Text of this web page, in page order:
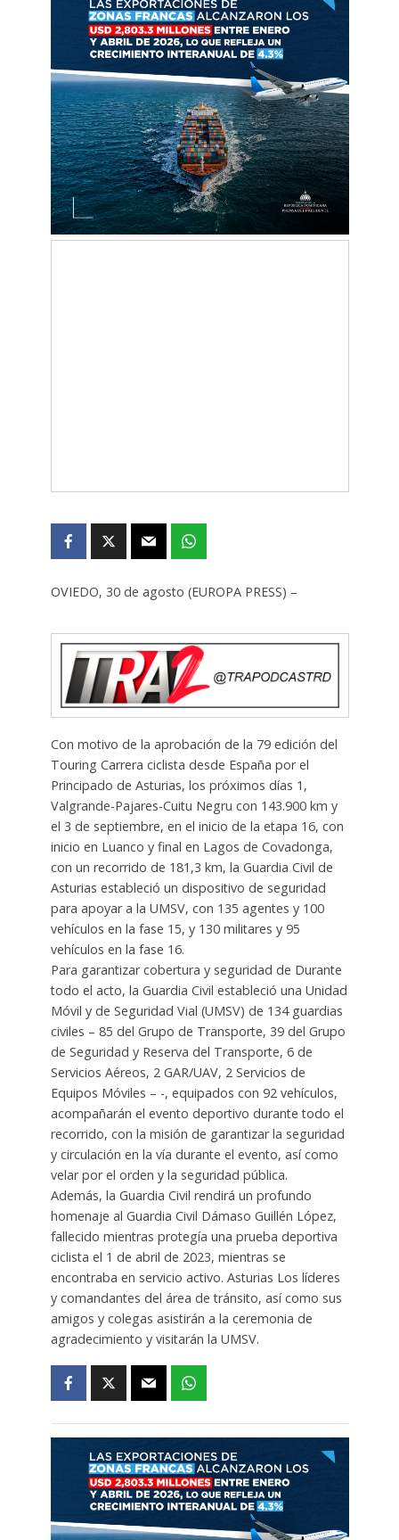
OVIEDO, 30 de agosto (EUROPA PRESS) –
Con motivo de la aprobación de la 79 edición del
Touring Carrera ciclista desde España por el
Principado de Asturias, los próximos días 1,
Valgrande-Pajares-Cuitu Negru con 143.900 km y
el 3 de septiembre, en el inicio de la etapa 16, con
inicio en Luanco y final en Lagos de Covadonga,
con un recorrido de 181,3 km, la Guardia Civil de
Asturias estableció un dispositivo de seguridad
para apoyar a la UMSV, con 135 agentes y 100
vehículos en la fase 15, y 130 militares y 95
vehículos en la fase 16.
Para garantizar cobertura y seguridad de Durante
todo el acto, la Guardia Civil estableció una Unidad
Móvil y de Seguridad Vial (UMSV) de 134 guardias
civiles – 85 del Grupo de Transporte, 39 del Grupo
de Seguridad y Reserva del Transporte, 6 de
Servicios Aéreos, 2 GAR/UAV, 2 Servicios de
Equipos Móviles – -, equipados con 92 vehículos,
acompañarán el evento deportivo durante todo el
recorrido, con la misión de garantizar la seguridad
y circulación en la vía durante el evento, así como
velar por el orden y la seguridad pública.
Además, la Guardia Civil rendirá un profundo
homenaje al Guardia Civil Dámaso Guillén López,
fallecido mientras protegía una prueba deportiva
ciclista el 1 de abril de 2023, mientras se
encontraba en servicio activo. Asturias Los líderes
y comandantes del área de tránsito, así como sus
amigos y colegas asistirán a la ceremonia de
agradecimiento y visitarán la UMSV.